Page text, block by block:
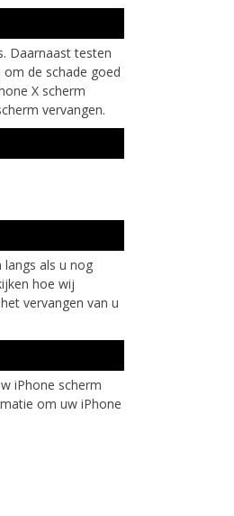
Daarnaast testen
de schade goed
X scherm
vervangen.
als u nog
hoe wij
vervangen van u
iPhone scherm
om uw iPhone